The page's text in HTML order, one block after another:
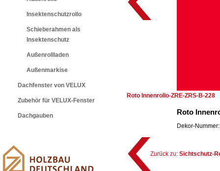
Insektenschutzrollo
Schieberahmen als
Insektenschutz
Außenrollladen
Außenmarkise
Dachfenster von VELUX
Zubehör für VELUX-Fenster
Dachgauben
Roto Innenrollo-ZRE-ZRS-B-228
Roto
Dekor-
Zurück zu: Sichtschutz-